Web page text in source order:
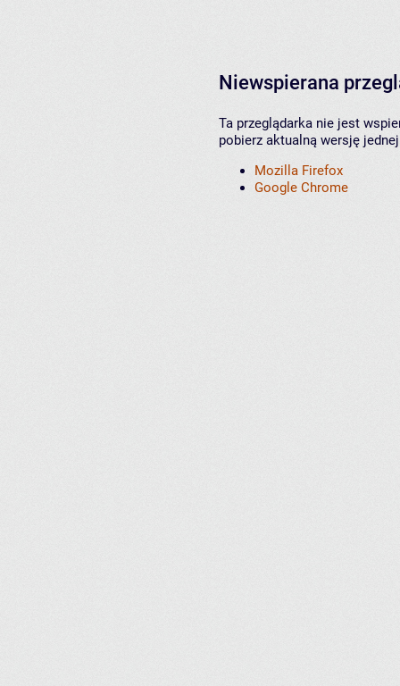
Niewspierana
Ta przeglądarka nie jest
pobierz aktualną wersję
Mozilla Firefox
Google Chrome